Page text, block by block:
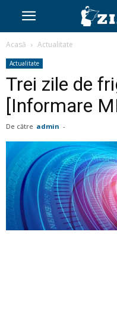
Acasă Actualitate
Actualitate
Trei zile de
[Informare
De către admin -